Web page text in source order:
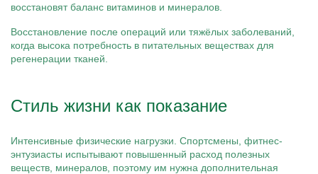
восстановят баланс витаминов и минералов.
Восстановление после операций или тяжёлых заболеваний,
когда высока потребность в питательных веществах для
регенерации тканей.
Стиль жизни как показание
Интенсивные физические нагрузки. Спортсмены, фитнес-
энтузиасты испытывают повышенный расход полезных
веществ, минералов, поэтому им нужна дополнительная